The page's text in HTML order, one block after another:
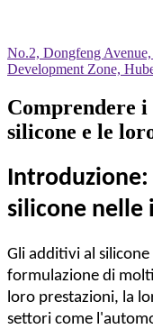
No.2, Dongfeng
Development Zone,
Comprendere
silicone e le
silicone nelle
Gli additivi al
formulazione di molti
loro prestazioni, la
settori come